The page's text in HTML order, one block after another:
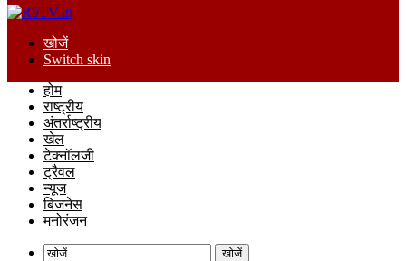
खोजें
Switch skin
होम
राष्ट्रीय
अंतर्राष्ट्रीय
खेल
टेक्नॉलजी
ट्रैवल
न्यूज
बिजनेस
मनोरंजन
खोजें